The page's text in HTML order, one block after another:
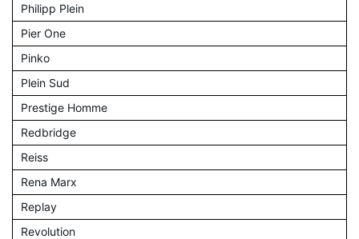
Philipp Plein
Pier One
Pinko
Plein Sud
Prestige Homme
Redbridge
Reiss
Rena Marx
Replay
Revolution